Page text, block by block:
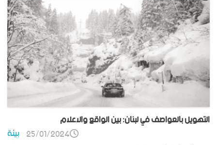
التهويل بالعواصف في لبنان: بين الواقع والاعلام
بيئة 25/01/2024